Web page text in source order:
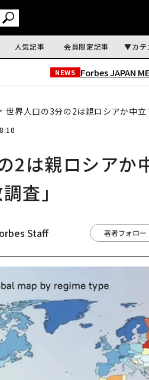
人気記事 会員限定記事 カテ
NEWS Forbes JAPAN
世界人口の3分の2は親ロシアか中
2は親ロシア
査」
Staff 著者フォロー